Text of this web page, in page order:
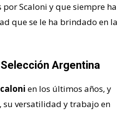
Scaloni y que siempre ha
que se le ha brindado en la
Argentina
en los últimos años, y
, su versatilidad y trabajo en